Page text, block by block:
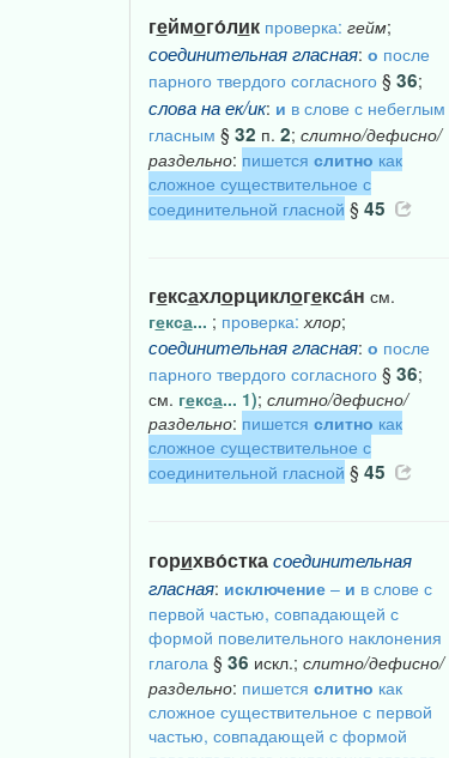
геймого́лик проверка: гейм;
соединительная гласная: о после
парного твердого согласного§ 36;
слова на ек/ик: и в слове с небеглым
гласным § 32 п. 2; слитно/дефисно/
раздельно: пишется слитно как
сложное существительное с
соединительной гласной § 45
гексахлорциклогекса́н см.
гекса... ; проверка: хлор;
соединительная гласная: о после
парного твердого согласного§ 36;
см. гекса... 1); слитно/дефисно/
раздельно: пишется слитно как
сложное существительное с
соединительной гласной § 45
горихво́стка соединительная
гласная: исключение– и в слове с
первой частью, совпадающей с
формой повелительного наклонения
глагола§ 36 искл.; слитно/дефисно/
раздельно: пишется слитно как
сложное существительное с первой
частью, совпадающей с формой